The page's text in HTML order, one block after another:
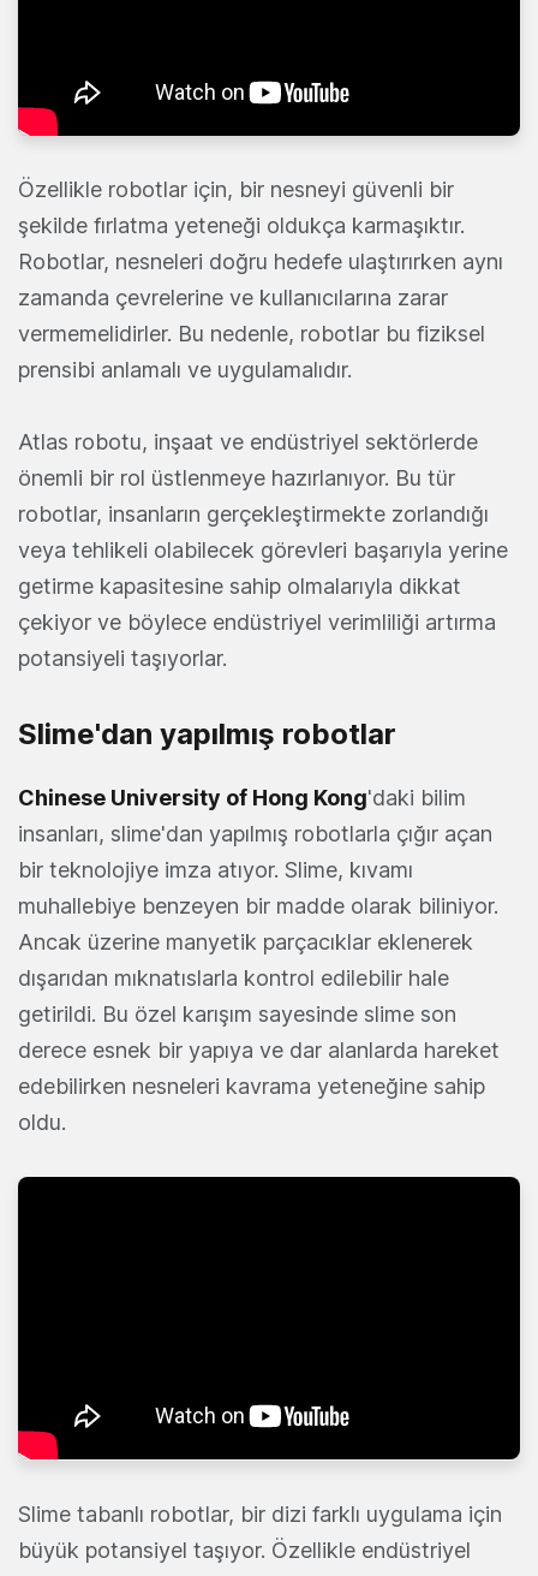
Özellikle robotlar için, bir nesneyi güvenli bir
şekilde fırlatma yeteneği oldukça karmaşıktır.
Robotlar, nesneleri doğru hedefe ulaştırırken aynı
zamanda çevrelerine ve kullanıcılarına zarar
vermemelidirler. Bu nedenle, robotlar bu fiziksel
prensibi anlamalı ve uygulamalıdır.
Atlas robotu, inşaat ve endüstriyel sektörlerde
önemli bir rol üstlenmeye hazırlanıyor. Bu tür
robotlar, insanların gerçekleştirmekte zorlandığı
veya tehlikeli olabilecek görevleri başarıyla yerine
getirme kapasitesine sahip olmalarıyla dikkat
çekiyor ve böylece endüstriyel verimliliği artırma
potansiyeli taşıyorlar.
Slime'dan yapılmış robotlar
Chinese University of Hong Kong'daki bilim
insanları, slime'dan yapılmış robotlarla çığır açan
bir teknolojiye imza atıyor. Slime, kıvamı
muhallebiye benzeyen bir madde olarak biliniyor.
Ancak üzerine manyetik parçacıklar eklenerek
dışarıdan mıknatıslarla kontrol edilebilir hale
getirildi. Bu özel karışım sayesinde slime son
derece esnek bir yapıya ve dar alanlarda hareket
edebilirken nesneleri kavrama yeteneğine sahip
oldu.
Slime tabanlı robotlar, bir dizi farklı uygulama için
büyük potansiyel taşıyor. Özellikle endüstriyel